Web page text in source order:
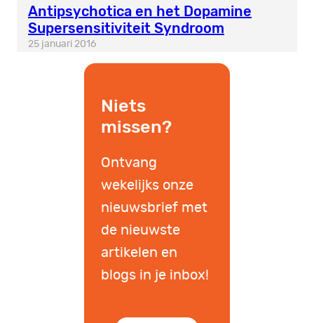
Antipsychotica en het Dopamine
Supersensitiviteit Syndroom
25 januari 2016
Niets
missen?
Ontvang
wekelijks onze
nieuwsbrief met
de nieuwste
artikelen en
blogs in je inbox!